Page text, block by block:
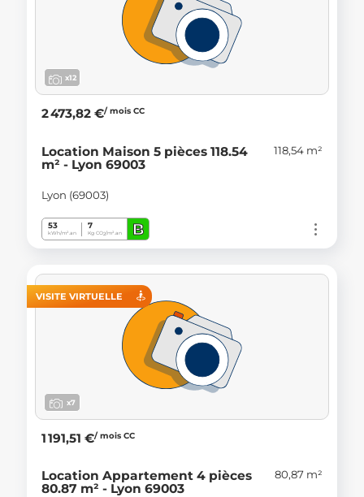
x12
2 473,82 €/ mois CC
Location Maison 5 pièces 118.54
m² - Lyon 69003
118,54 m²
Lyon (69003)
53
kWh/m².an
7
Kg CO2/m².an B
VISITE VIRTUELLE
x7
1 191,51 €/ mois CC
Location Appartement 4 pièces
80.87 m² - Lyon 69003
80,87 m²